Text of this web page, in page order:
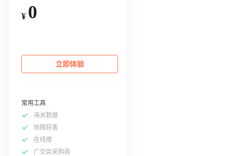
¥ 0
立即体验
常用工具
海关数据
地图获客
在线搜
广交会采购商